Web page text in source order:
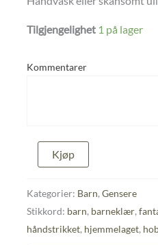
Tilgjengelighet 1 på lager
Kommentarer
genser
1-
år
antall
Kjøp
Kategorier: Barn, Gensere
Stikkord: barn, barneklær,
håndstrikket, hjemmelaget,